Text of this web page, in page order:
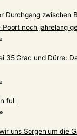
Durchgang zwischen
Poort noch jahrelang
35 Grad und Dürre:
full
uns Sorgen um die